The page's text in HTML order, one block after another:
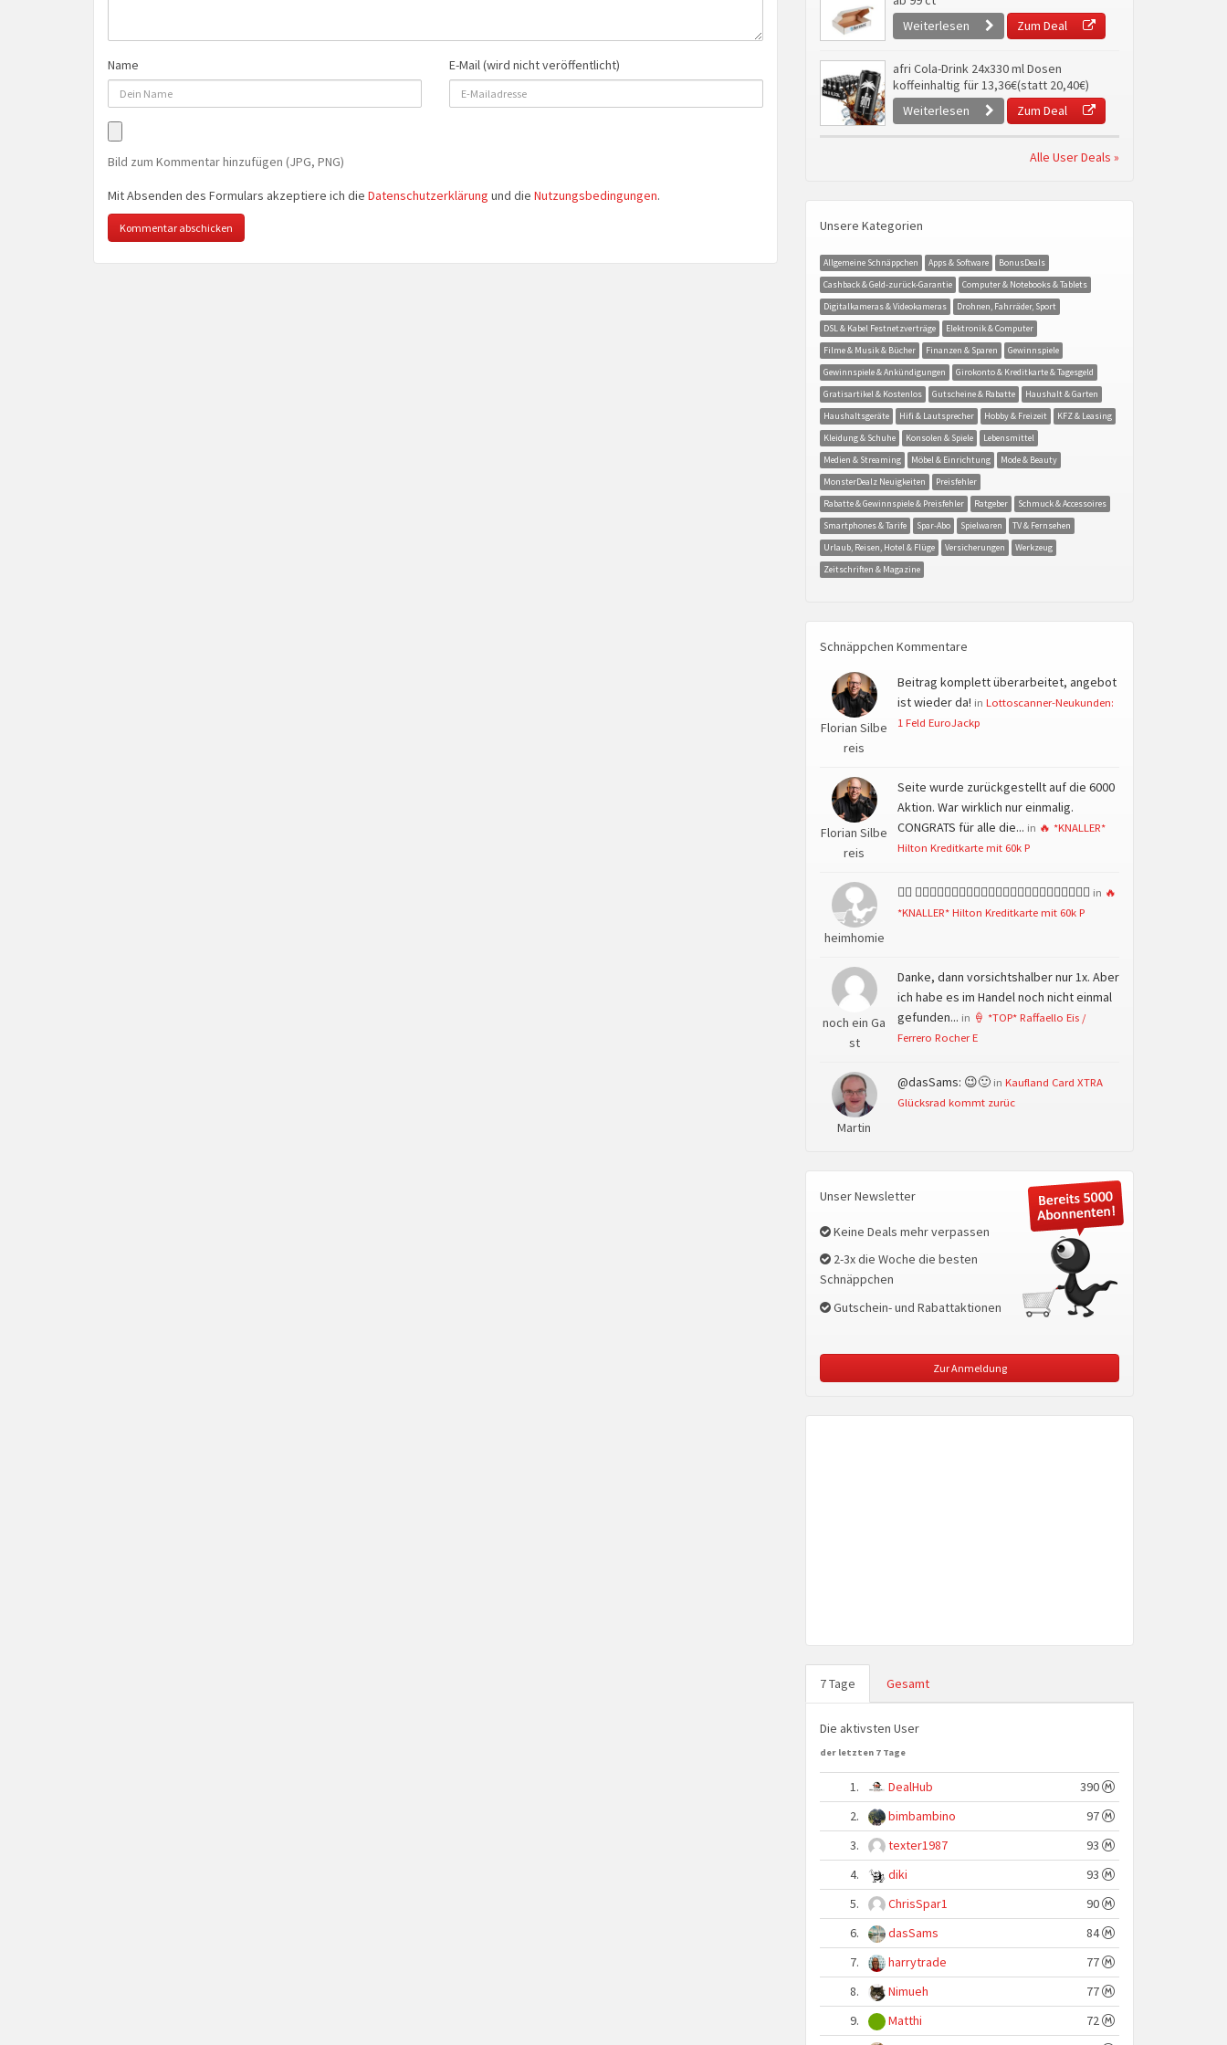
Name E-Mail (wird nicht veröffentlicht)
Bild zum Kommentar hinzufügen (JPG, PNG)
Mit Absenden des Formulars akzeptiere ich die Datenschutzerklärung und die Nutzungsbedingungen.
Weiterlesen
Zum Deal
afri Cola-Drink 24x330 ml Dosen
koffeinhaltig für 13,36€(statt 20,40€)
Weiterlesen
Zum Deal
Alle User Deals »
Unsere Kategorien
Allgemeine Schnäppchen Apps & Software
BonusDeals
Cashback & Geld-zurück-Garantie
Computer & Notebooks & Tablets
Digitalkameras & Videokameras
Drohnen, Fahrräder, Sport
DSL & Kabel Festnetzverträge
Elektronik & Computer
Filme & Musik & Bücher
Finanzen & Sparen
Gewinnspiele
Gewinnspiele & Ankündigungen
Girokonto & Kreditkarte & Tagesgeld
Gratisartikel & Kostenlos
Gutscheine & Rabatte
Haushalt & Garten
Haushaltsgeräte
Hifi & Lautsprecher Hobby & Freizeit
KFZ & Leasing
Kleidung & Schuhe
Konsolen & Spiele
Lebensmittel
Medien & Streaming
Möbel & Einrichtung
Mode & Beauty
MonsterDealz Neuigkeiten
Preisfehler
Rabatte & Gewinnspiele & Preisfehler
Ratgeber
Schmuck & Accessoires
Smartphones & Tarife
Spar-Abo Spielwaren
TV & Fernsehen
Urlaub, Reisen, Hotel & Flüge
Versicherungen
Werkzeug
Zeitschriften & Magazine
Schnäppchen Kommentare
Florian Silbe
reis
Beitrag komplett überarbeitet, angebot
ist wieder da! in Lottoscanner-Neukunden:
1 Feld EuroJackp
Florian Silbe
reis
Seite wurde zurückgestellt auf die 6000
Aktion. War wirklich nur einmalig.
CONGRATS für alle die... in 🔥 *KNALLER*
Hilton Kreditkarte mit 60k P
heimhomie
👍🏻 👍🏻👍🏻👍🏻👍🏻👍🏻👍🏻👍🏻👍🏻👍🏻👍🏻👍🏻👍🏻 in 🔥
*KNALLER* Hilton Kreditkarte mit 60k P
noch ein Ga
st
Danke, dann vorsichtshalber nur 1x. Aber
ich habe es im Handel noch nicht einmal
gefunden... in 🍦 *TOP* Raffaello Eis /
Ferrero Rocher E
Martin
@dasSams: 😉🙂 in Kaufland Card XTRA
Glücksrad kommt zurüc
Unser Newsletter
Keine Deals mehr verpassen
2-3x die Woche die besten
Schnäppchen
Gutschein- und Rabattaktionen
Zur Anmeldung
7 Tage Gesamt
Die aktivsten User
der letzten 7 Tage
1. DealHub
390
2.
bimbambino
97
3.
texter1987
93
4.
diki
93
5.
ChrisSpar1
90
6.
dasSams
84
7.
harrytrade
77
8.
Nimueh
77
9.
Matthi
72